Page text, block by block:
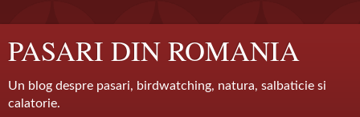
PASARI DIN ROMANIA
Un blog despre pasari, birdwatching, natura, salbaticie si
calatorie.